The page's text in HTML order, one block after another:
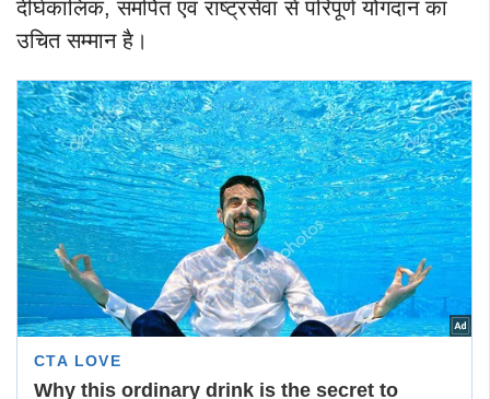
दीर्घकालिक, समर्पित एवं राष्ट्रसेवा से परिपूर्ण योगदान का
उचित सम्मान है।